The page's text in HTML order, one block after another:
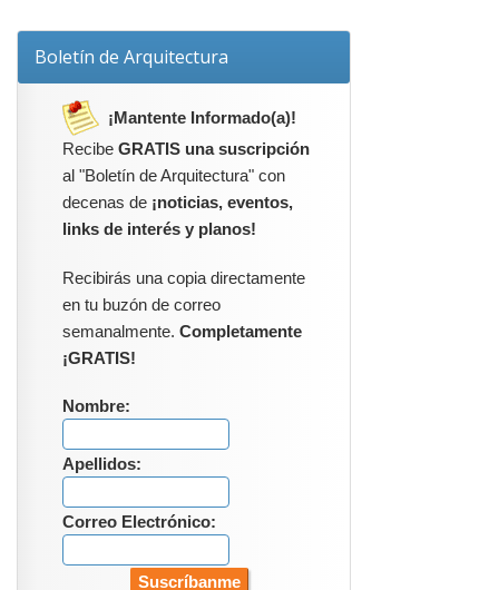
Boletín de Arquitectura
¡Mantente Informado(a)!
Recibe GRATIS una suscripción
al "Boletín de Arquitectura" con
decenas de ¡noticias, eventos,
links de interés y planos!
Recibirás una copia directamente
en tu buzón de correo
semanalmente. Completamente
¡GRATIS!
Nombre:
Apellidos:
Correo Electrónico: